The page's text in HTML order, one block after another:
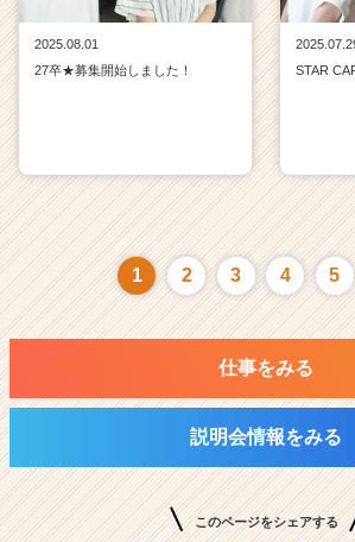
2025.08.01
27卒★募集開始しました！
STAR
1 2 3 4 5
仕事をみる
説明会情報をみる
このページをシェアする